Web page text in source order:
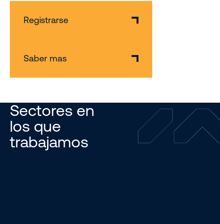
Registrarse
Saber mas
Sectores en
los que
trabajamos